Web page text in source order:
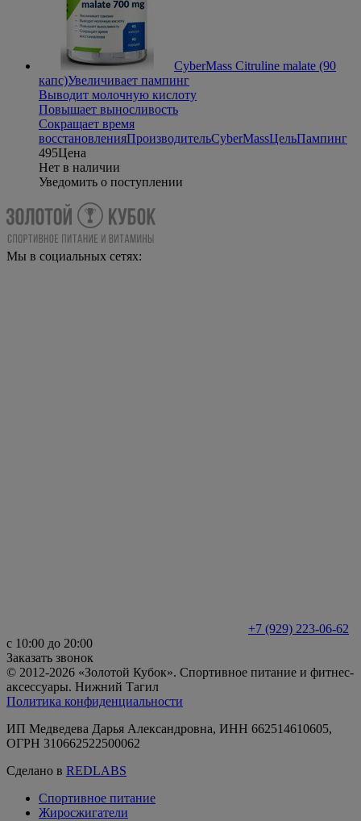
CyberMass Citruline malate (90
капс)Увеличивает пампинг
Выводит молочную кислоту
Повышает выносливость
Сокращает время
восстановленияПроизводительCyberMassЦельПампинг
495Цена
Нет в наличии
Уведомить о поступлении
Мы в социальных сетях:
+7 (929) 223-06-62
с 10:00 до 20:00
Заказать звонок
© 2012-2026 «Золотой Кубок». Спортивное питание и фитнес-
аксессуары. Нижний Тагил
Политика конфиденциальности
ИП Медведева Дарья Александровна, ИНН 662514610605,
ОГРН 310662522500062
Сделано в REDLABS
Спортивное питание
Жиросжигатели